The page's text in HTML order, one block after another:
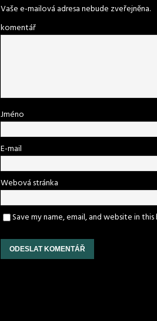
Vaše e-mailová adresa nebude zveřejněna.
komentář
Jméno
E-mail
Webová stránka
Save my name, email, and website in